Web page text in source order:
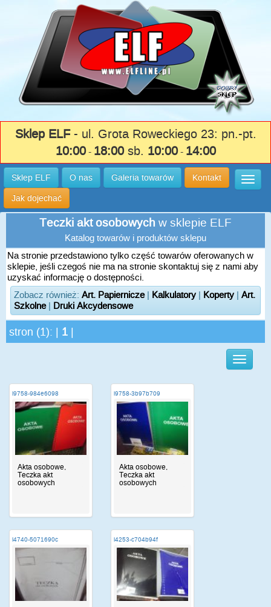
Sklep ELF- ul. Grota Roweckiego 23: pn.-pt.
10:00- 18:00sb. 10:00- 14:00
Sklep ELF O nas Galeria towarów Kontakt
Jak dojechać
Teczki akt osobowych w sklepie ELF
Katalog towarów i produktów sklepu
Na stronie przedstawiono tylko część towarów oferowanych w
sklepie, jeśli czegoś nie ma na stronie skontaktuj się z nami aby
uzyskać informację o dostępności.
Zobacz również: Art. Papiernicze| Kalkulatory | Koperty | Art.
Szkolne| Druki Akcydensowe
stron (1): | 1
i9758-984e6098
Akta osobowe,
Teczka akt
osobowych
i9758-3b97b709
Akta osobowe,
Teczka akt
osobowych
i4740-5071690c i4253-c704b94f